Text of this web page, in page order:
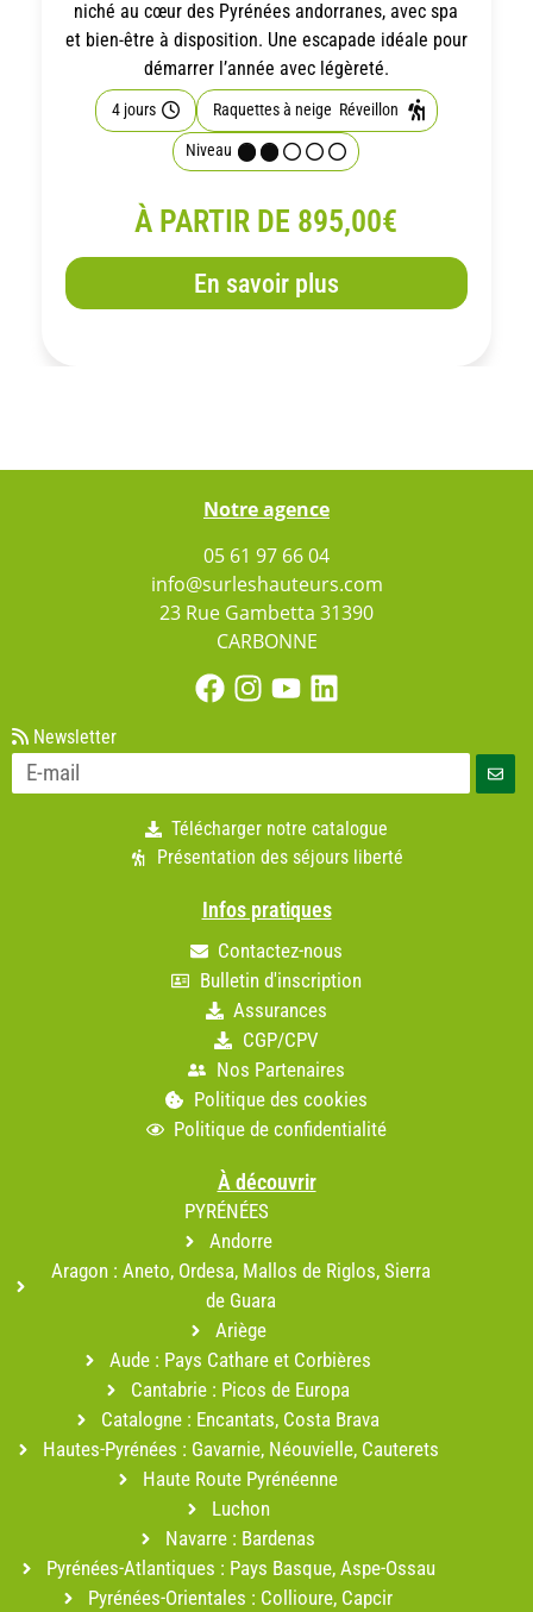
niché au cœur des Pyrénées andorranes, avec spa
et bien-être à disposition. Une escapade idéale pour
démarrer l’année avec légèreté.
4 jours Raquettes à neige Réveillon
Niveau
À PARTIR DE 895,00€
En savoir plus
Notre agence
05 61 97 66 04
info@surleshauteurs.com
23 Rue Gambetta 31390
CARBONNE
Newsletter
Télécharger notre catalogue
Présentation des séjours liberté
Infos pratiques
Contactez-nous
Bulletin d'inscription
Assurances
CGP/CPV
Nos Partenaires
Politique des cookies
Politique de confidentialité
À découvrir
PYRÉNÉES
Andorre
Aragon : Aneto, Ordesa, Mallos de Riglos, Sierra
de Guara
Ariège
Aude : Pays Cathare et Corbières
Cantabrie : Picos de Europa
Catalogne : Encantats, Costa Brava
Hautes-Pyrénées : Gavarnie, Néouvielle, Cauterets
Haute Route Pyrénéenne
Luchon
Navarre : Bardenas
Pyrénées-Atlantiques : Pays Basque, Aspe-Ossau
Pyrénées-Orientales : Collioure, Capcir